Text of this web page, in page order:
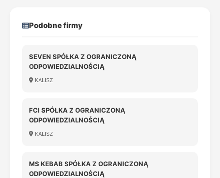
Podobne firmy
SEVEN SPÓŁKA Z OGRANICZONĄ
ODPOWIEDZIALNOŚCIĄ
KALISZ
FCI SPÓŁKA Z OGRANICZONĄ
ODPOWIEDZIALNOŚCIĄ
KALISZ
MS KEBAB SPÓŁKA Z OGRANICZONĄ
ODPOWIEDZIALNOŚCIĄ